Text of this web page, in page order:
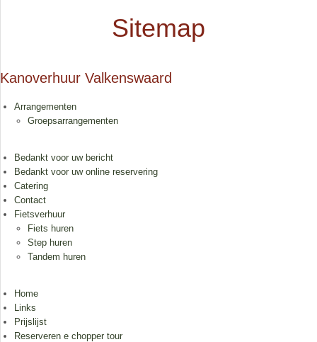
Sitemap
Kanoverhuur Valkenswaard
Arrangementen
Groepsarrangementen
Bedankt voor uw bericht
Bedankt voor uw online reservering
Catering
Contact
Fietsverhuur
Fiets huren
Step huren
Tandem huren
Home
Links
Prijslijst
Reserveren e chopper tour